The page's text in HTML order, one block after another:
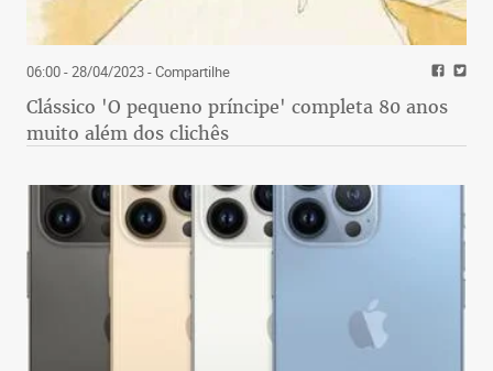
06:00 - 28/04/2023- Compartilhe
Clássico 'O pequeno príncipe' completa 80 anos
muito além dos clichês